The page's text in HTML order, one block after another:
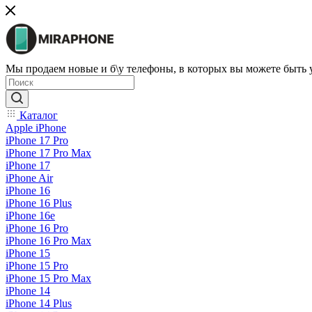
Мы продаем новые и б\у телефоны, в которых вы можете быть
Каталог
Apple iPhone
iPhone 17 Pro
iPhone 17 Pro Max
iPhone 17
iPhone Air
iPhone 16
iPhone 16 Plus
iPhone 16e
iPhone 16 Pro
iPhone 16 Pro Max
iPhone 15
iPhone 15 Pro
iPhone 15 Pro Max
iPhone 14
iPhone 14 Plus